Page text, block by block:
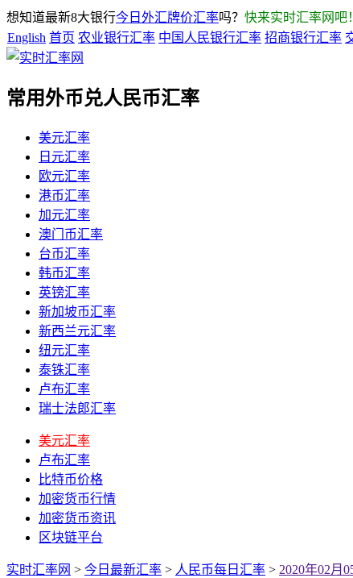
想知道最新8大银行今日外汇牌价汇率吗？ 快来实时汇率网吧！
English 首页 农业银行汇率 中国人民银行汇率 招商银行汇率
常用外币兑人民币汇率
美元汇率
日元汇率
欧元汇率
港币汇率
加元汇率
澳门币汇率
台币汇率
韩币汇率
英镑汇率
新加坡币汇率
新西兰元汇率
纽元汇率
泰铢汇率
卢布汇率
瑞士法郎汇率
美元汇率
卢布汇率
比特币价格
加密货币行情
加密货币资讯
区块链平台
实时汇率网 > 今日最新汇率 > 人民币每日汇率 > 2020年02月